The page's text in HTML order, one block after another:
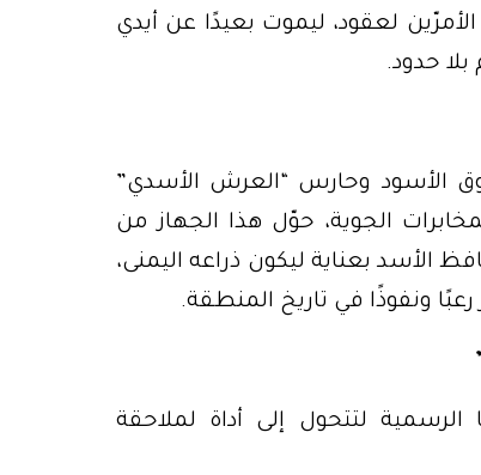
الأمرّين لعقود، ليموت بعيدًا عن أيدي
بلا حدود.
الأسود وحارس “العرش الأسدي”
الجوية، حوّل هذا الجهاز من
الأسد بعناية ليكون ذراعه اليمنى،
ونفوذًا في تاريخ المنطقة.
لتتحول إلى أداة لملاحقة